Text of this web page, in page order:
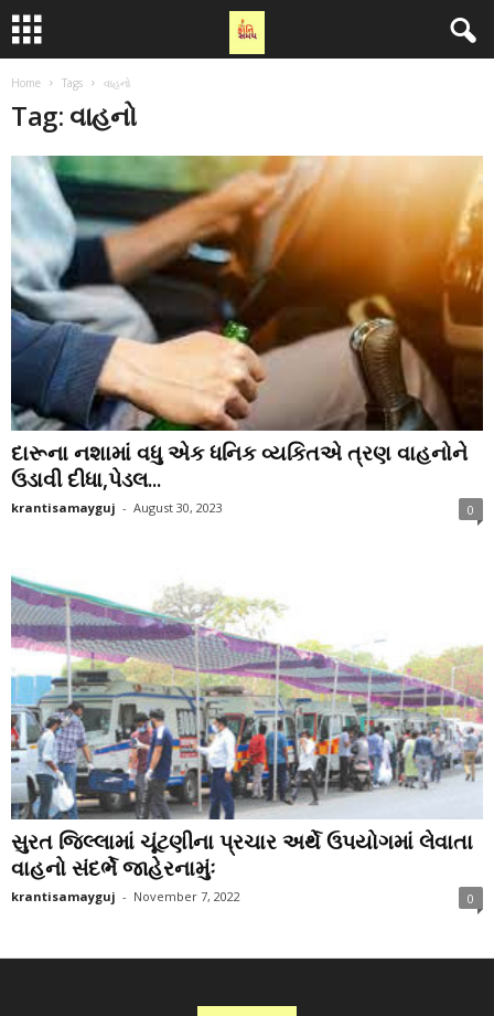
Home Tags વાહનો
Tag: વાહનો
દારૂના નશામાં વધુ એક ધનિક વ્યકિતએ ત્રણ વાહનોને
ઉડાવી દીધા,પેડલ...
krantisamayguj - August 30, 2023 0
સુરત જિલ્લામાં ચૂંટણીના પ્રચાર અર્થે ઉપયોગમાં લેવાતા
વાહનો સંદર્ભે જાહેરનામુંઃ
krantisamayguj - November 7, 2022 0